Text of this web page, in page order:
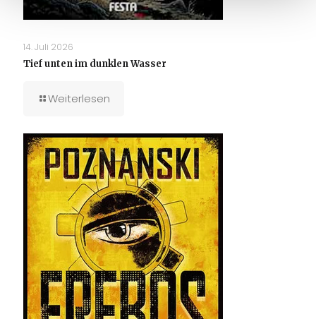
14. Juli 2026
Tief unten im dunklen Wasser
Weiterlesen